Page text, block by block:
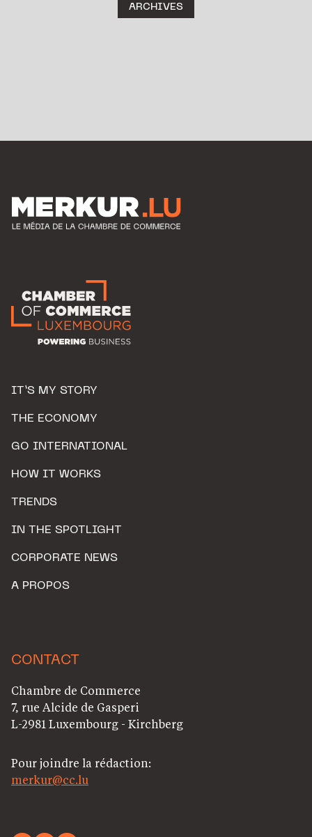
ARCHIVES
IT’S MY STORY
THE ECONOMY
GO INTERNATIONAL
HOW IT WORKS
TRENDS
IN THE SPOTLIGHT
CORPORATE NEWS
A PROPOS
CONTACT
Chambre de Commerce
7, rue Alcide de Gasperi
L-2981 Luxembourg - Kirchberg
Pour joindre la rédaction:
merkur@cc.lu